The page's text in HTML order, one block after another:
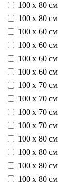
100 х 80 см
100 х 80 см
100 х 60 см
100 х 60 см
100 х 60 см
100 х 60 см
100 х 70 см
100 х 70 см
100 х 70 см
100 х 70 см
100 х 80 см
100 х 80 см
100 х 80 см
100 х 80 см